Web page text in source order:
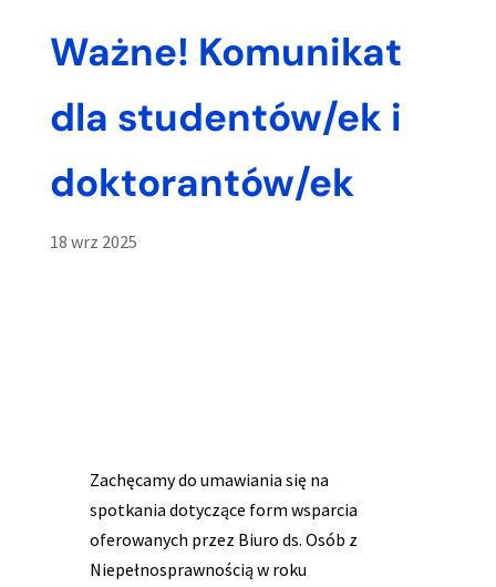
Ważne! Komunikat
dla studentów/ek i
doktorantów/ek
18 wrz 2025
Zachęcamy do umawiania się na
spotkania dotyczące form wsparcia
oferowanych przez Biuro ds. Osób z
Niepełnosprawnością w roku